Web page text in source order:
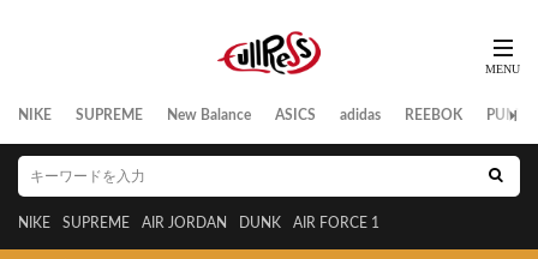
NIKE SUPREME New Balance ASICS adidas REEBOK PUMA
NIKE SUPREME AIR JORDAN DUNK AIR FORCE 1